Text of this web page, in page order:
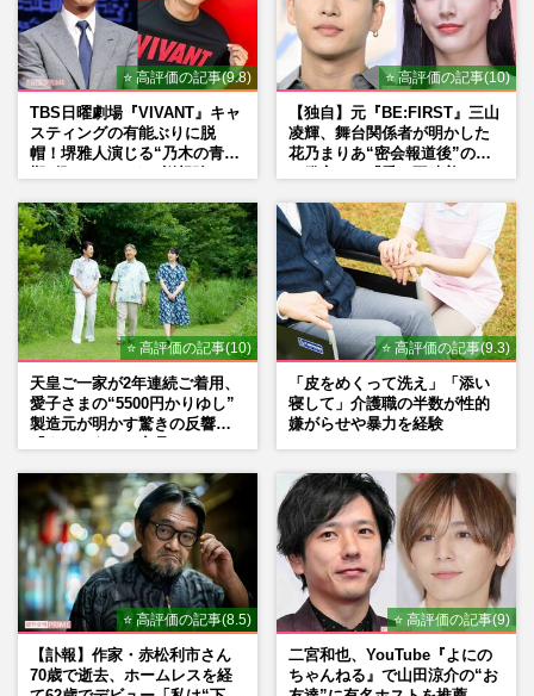
⭐ 高評価の記事(9.8)
TBS日曜劇場『VIVANT』キャ
スティングの有能ぶりに脱
帽！堺雅人演じる“乃木の青年
マン長男・櫻井海音だった
⭐ 高評価の記事(10)
【独自】元『BE:FIRST』三山
凌輝、舞台関係者が明かした
花乃まりあ“密会報道後”の呆
⭐ 高評価の記事(10)
天皇ご一家が2年連続ご着用、
愛子さまの“5500円かりゆし”
製造元が明かす驚きの反響
⭐ 高評価の記事(9.3)
「皮をめくって洗え」「添い
寝して」介護職の半数が性的
嫌がらせや暴力を経験
⭐ 高評価の記事(8.5)
【訃報】作家・赤松利市さん
70歳で逝去、ホームレスを経
⭐ 高評価の記事(9)
二宮和也、YouTube『よにの
ちゃんねる』で山田涼介の“お